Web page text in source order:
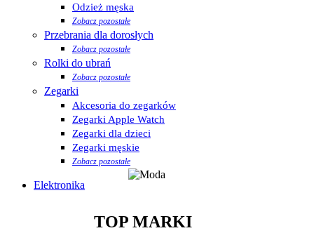
Odzież męska
Zobacz pozostałe
Przebrania dla dorosłych
Zobacz pozostałe
Rolki do ubrań
Zobacz pozostałe
Zegarki
Akcesoria do zegarków
Zegarki Apple Watch
Zegarki dla dzieci
Zegarki męskie
Zobacz pozostałe
Elektronika
TOP MARKI